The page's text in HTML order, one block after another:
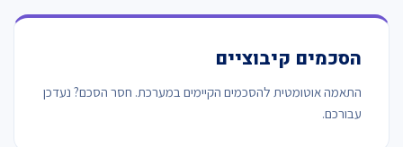
הסכמים קיבוציים
התאמה אוטומטית להסכמים הקיימים במערכת. חסר הסכם? נעדכן
עבורכם.